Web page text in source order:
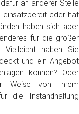
an anderer Stelle
einsatzbereit oder hat
haben sich aber
für die größer
Vielleicht haben Sie
und ein Angebot
können? Oder
Weise von Ihrem
die Instandhaltung